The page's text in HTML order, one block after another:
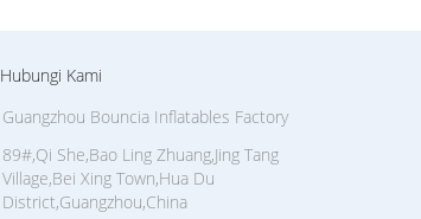
Hubungi Kami
Guangzhou Bouncia Inflatables Factory
89#,Qi She,Bao Ling Zhuang,Jing Tang
Village,Bei Xing Town,Hua Du
District,Guangzhou,China